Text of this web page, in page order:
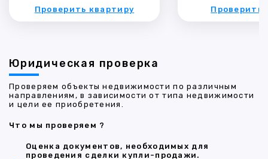
Проверить квартиру Проверить
Юридическая проверка
Проверяем объекты недвижимости по различным
направлениям, в зависимости от типа недвижимости
и цели ее приобретения.
Что мы проверяем ?
Оценка документов, необходимых для
проведения сделки купли-продажи.